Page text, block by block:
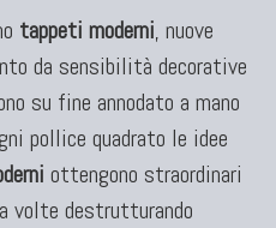
tappeti moderni, nuove
da sensibilità decorative
su fine annodato a mano
pollice quadrato le idee
ottengono straordinari
destrutturando